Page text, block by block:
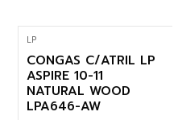
LP
CONGAS C/ATRIL LP
ASPIRE 10-11
NATURAL WOOD
LPA646-AW